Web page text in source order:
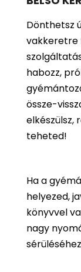
Dönthetsz
vakkeretre
habozz,
össze-
elkészülsz,
teheted!
Ha a
helyezed,
könyvvel
nagy